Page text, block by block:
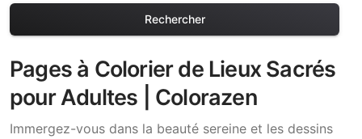
Rechercher
Pages à Colorier de Lieux Sacrés
pour Adultes | Colorazen
Immergez-vous dans la beauté sereine et les dessins